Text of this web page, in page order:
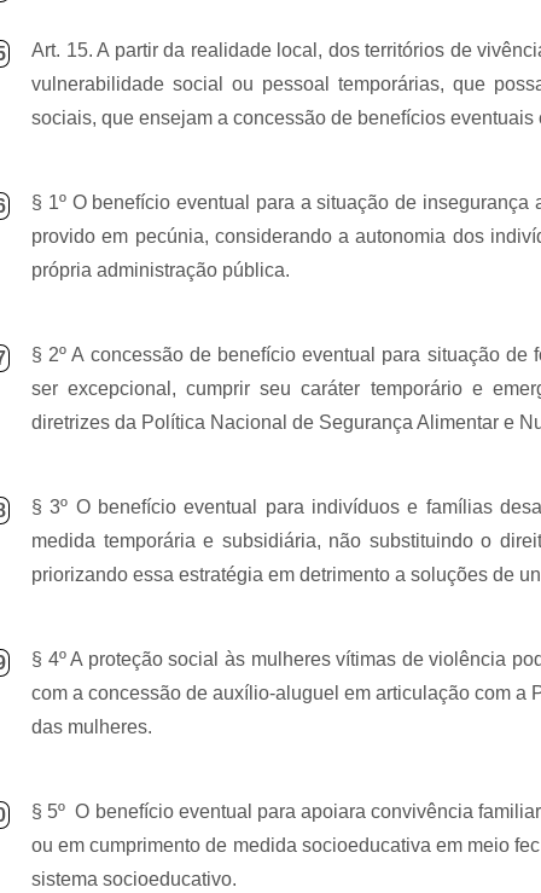
Art. 15. A partir da realidade local, dos territórios de
vulnerabilidade social ou pessoal temporárias, que
sociais, que ensejam a concessão de benefícios
§ 1º O benefício eventual para a situação de
provido em pecúnia, considerando a autonomia dos
própria administração pública.
§ 2º A concessão de benefício eventual para situação
ser excepcional, cumprir seu caráter temporário e
diretrizes da Política Nacional de Segurança Alimentar e
§ 3º O benefício eventual para indivíduos e famílias
medida temporária e subsidiária, não substituindo o
priorizando essa estratégia em detrimento a soluções de
§ 4º A proteção social às mulheres vítimas de violência
com a concessão de auxílio-aluguel em articulação com
das mulheres.
§ 5º O benefício eventual para apoiara convivência
ou em cumprimento de medida socioeducativa em meio
sistema socioeducativo.